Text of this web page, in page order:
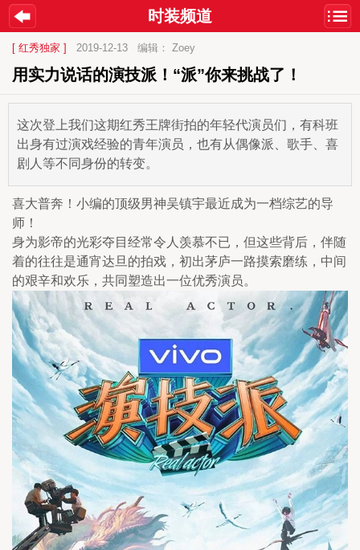
时装频道
[ 红秀独家 ] 2019-12-13 编辑： Zoey
用实力说话的演技派！“派”你来挑战了！
这次登上我们这期红秀王牌街拍的年轻代演员们，有科班
出身有过演戏经验的青年演员，也有从偶像派、歌手、喜
剧人等不同身份的转变。
喜大普奔！小编的顶级男神吴镇宇最近成为一档综艺的导
师！
身为影帝的光彩夺目经常令人羡慕不已，但这些背后，伴随
着的往往是通宵达旦的拍戏，初出茅庐一路摸索磨练，中间
的艰辛和欢乐，共同塑造出一位优秀演员。